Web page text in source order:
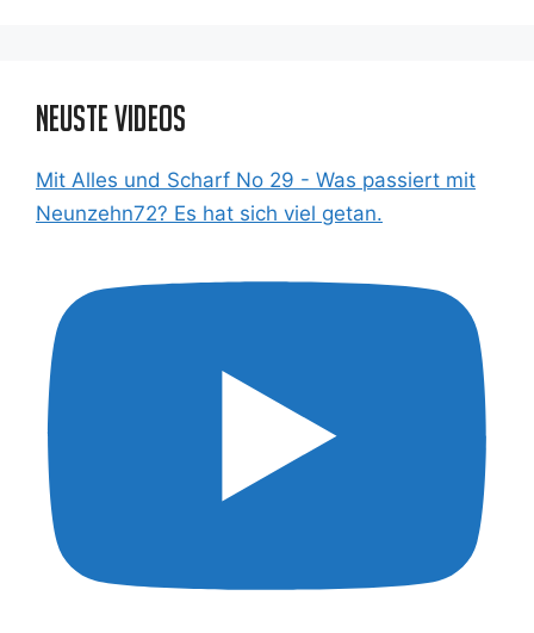
Neuste Videos
Mit Alles und Scharf No 29 - Was passiert mit
Neunzehn72? Es hat sich viel getan.